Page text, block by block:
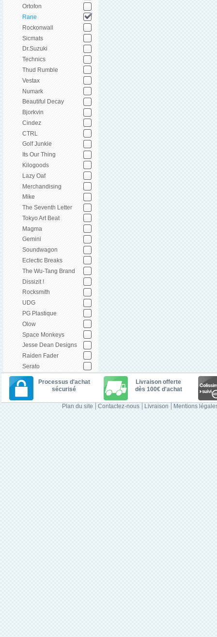
Ortofon
Rane
Rockonwall
Sicmats
Dr.Suzuki
Technics
Thud Rumble
Vestax
Numark
Beautiful Decay
Bjorkvin
Cindez
CTRL
Golf Junkie
Its Our Thing
Kilogoods
Lazy Oaf
Merchandising
Mike
The Seventh Letter
Tokyo Art Beat
Magma
Gemini
Soundwagon
Eclectic Breaks
The Wu-Tang Brand
Dissizit !
Rocksmith
UDG
PG Plastique
Olow
Space Monkeys
Jesse Dean Designs
Raiden Fader
Serato
Processus d'achat
sécurisé
Livraison offerte
dès 100€ d'achat
Plan du site Contactez-nous Livraison Mentions